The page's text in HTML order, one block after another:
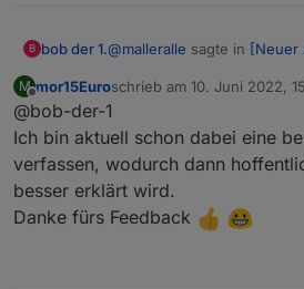
B bob der 1.@malleralle sagte in [Neuer
Nee, das ist bisher
eingerichtet.
Nach ein paar
Bogen schnell raus.
Sinnig ja,aber sehr frickelig
was man genau tun
man ein paar Bilder dazu
einrichtet.
Ansich einw mega
selben Entwickler zu haben.
M
Offline
mor15Euroschrieb am 10. Juni 2022,
zuletzt editiert von
@bob-der-1
Ich bin aktuell schon dabei eine
verfassen, wodurch dann
besser erklärt wird.
Danke fürs Feedback